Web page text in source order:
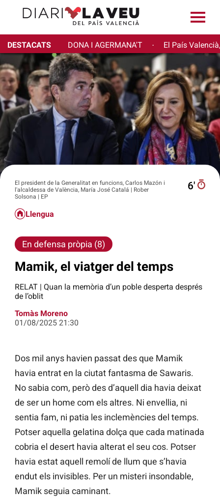
DESTACATS DONA I AGERMANA'T · El País
El president de la Generalitat en funcions, Carlos Mazón i
l'alcaldessa de València, María José Catalá | Rober
Solsona | EP
6′
Llengua
En defensa pròpia (8)
Mamik, el viatger del temps
RELAT | Quan la memòria d’un poble desperta després
de l’oblit
Tomàs Moreno
01/08/2025 21:30
Dos mil anys havien passat des que Mamik
havia entrat en la ciutat fantasma de Sawaris.
No sabia com, però des d’aquell dia havia deixat
de ser un home com els altres. Ni envellia, ni
sentia fam, ni patia les inclemències del temps.
Potser aquella gelatina dolça que cada matinada
cobria el desert havia alterat el seu cos. Potser
havia estat aquell remolí de llum que s’havia
endut els invisibles. Per un misteri insondable,
Mamik seguia caminant.